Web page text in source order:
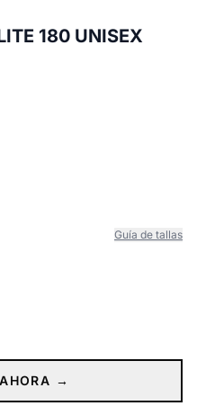
180 UNISEX
Guía de tallas
→